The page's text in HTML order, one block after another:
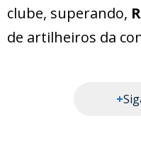
clube, superando,
de artilheiros da
+